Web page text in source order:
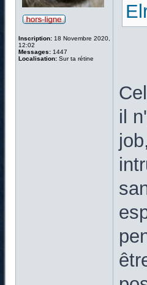
Inscription: 18 Novembre 2020,
12:02
Messages: 1447
Localisation: Sur ta rétine
il